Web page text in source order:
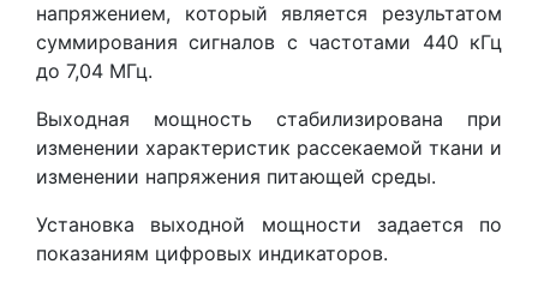
напряжением, который является результатом
суммирования сигналов с частотами 440 кГц
до 7,04 МГц.
Выходная мощность стабилизирована при
изменении характеристик рассекаемой ткани и
изменении напряжения питающей среды.
Установка выходной мощности задается по
показаниям цифровых индикаторов.